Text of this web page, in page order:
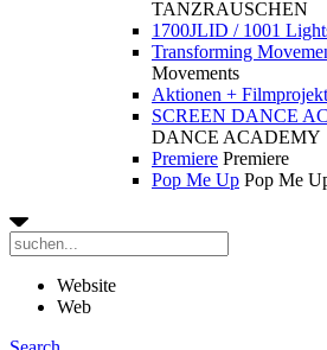
TANZRAUSCHEN
1700JLID / 1001
Transforming
Movements
Aktionen +
SCREEN DANCE
DANCE ACADEMY
Premiere Premiere
Pop Me Up Pop Me
Website
Web